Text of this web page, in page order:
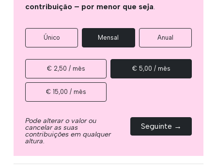
contribuição – por menor que seja.
Único Mensal Anual
€ 2,50 / mês € 5,00 / mês
€ 15,00 / mês
Pode alterar o valor ou
cancelar as suas
contribuições em qualquer
altura.
Seguinte →